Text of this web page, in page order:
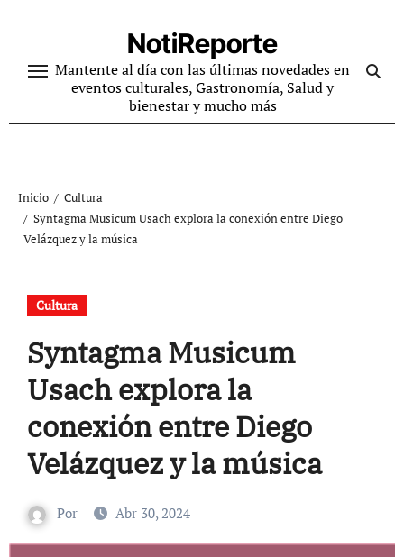
contenido
NotiReporte
Mantente al día con las últimas novedades en
eventos culturales, Gastronomía, Salud y
bienestar y mucho más
Inicio
Cultura
Syntagma Musicum Usach explora la conexión entre Diego
Velázquez y la música
Cultura
Syntagma Musicum
Usach explora la
conexión entre Diego
Velázquez y la música
Por Abr 30, 2024